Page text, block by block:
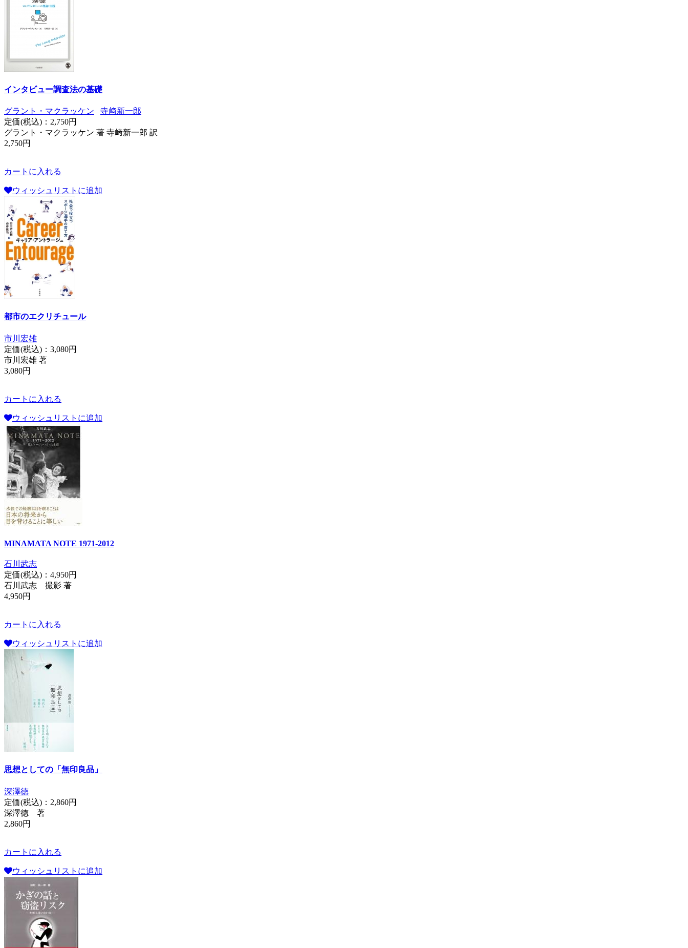
インタビュー調査法の基礎
グラント・マクラッケン
寺﨑新一郎
定価(税込)： 2,750円
グラント・マクラッケン 著 寺﨑新一郎 訳
2,750円
カートに入れる
ウィッシュリストに追加
都市のエクリチュール
市川宏雄
定価(税込)： 3,080円
市川宏雄 著
3,080円
カートに入れる
ウィッシュリストに追加
MINAMATA NOTE 1971-2012
石川武志
定価(税込)： 4,950円
石川武志 撮影 著
4,950円
カートに入れる
ウィッシュリストに追加
思想としての「無印良品」
深澤徳
定価(税込)： 2,860円
深澤徳 著
2,860円
カートに入れる
ウィッシュリストに追加